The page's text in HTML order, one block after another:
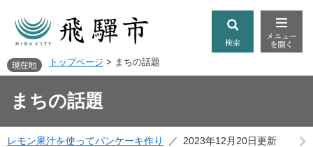
トップページ > まちの話題
まちの話題
レモン果汁を使ってパンケーキ作り 2023年12月20日更新